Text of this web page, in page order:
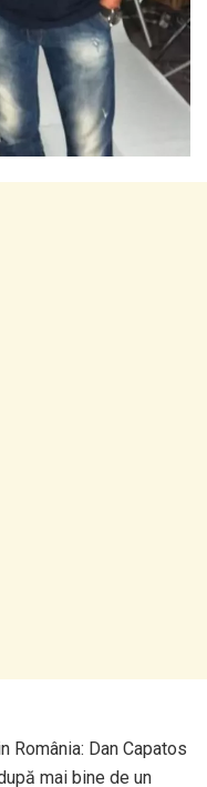
România: Dan Capatos
mai bine de un